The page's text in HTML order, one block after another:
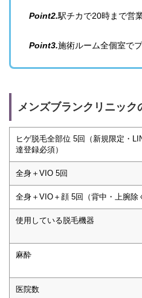
Point2.駅チカで20時まで営
Point3.施術ルーム全個室で
メンズブランクリニック
ヒゲ脱毛全部位 5回（新規限定・
達登録必須）
全身＋VIO 5回
全身＋VIO＋顔 5回（背中・上腕除
使用している脱毛機器
麻酔
医院数